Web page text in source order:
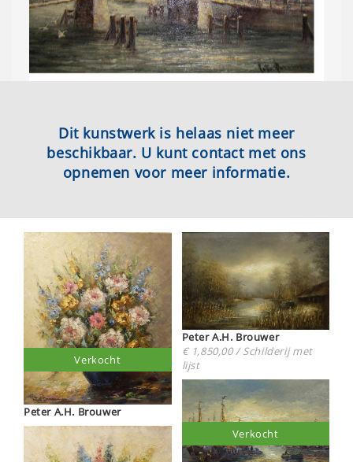
Dit kunstwerk is helaas niet meer
beschikbaar. U kunt contact met ons
opnemen voor meer informatie.
Peter A.H. Brouwer
Verkocht
Peter A.H. Brouwer
€ 1,850,00 / Schilderij met
lijst
Verkocht